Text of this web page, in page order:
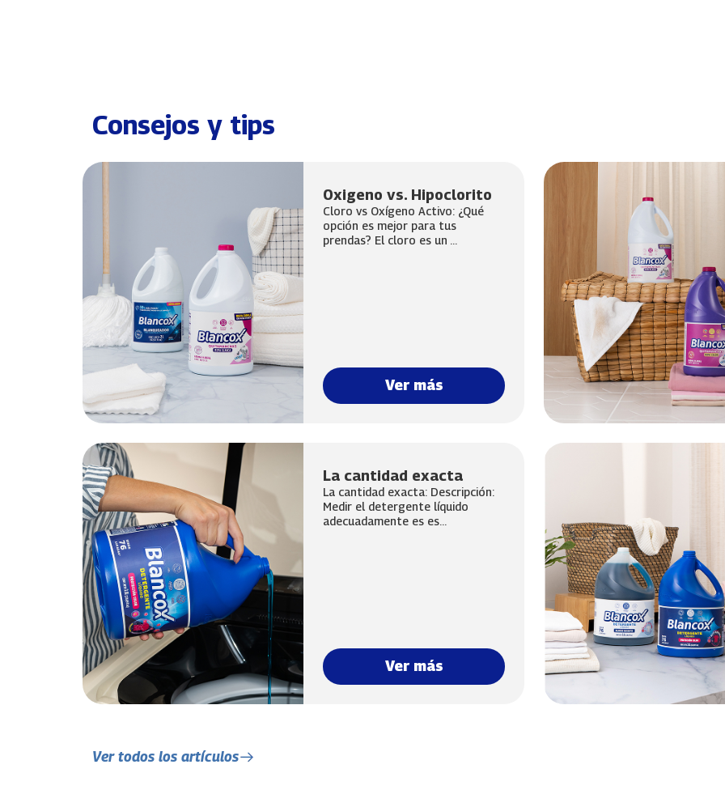
Consejos y tips
Oxigeno vs. Hipoclorito
Cloro vs Oxígeno Activo: ¿Qué
opción es mejor para tus
prendas? El cloro es un ...
Ver más
La cantidad exacta
La cantidad exacta: Descripción:
Medir el detergente líquido
adecuadamente es es...
Ver más
Ver todos los artículos